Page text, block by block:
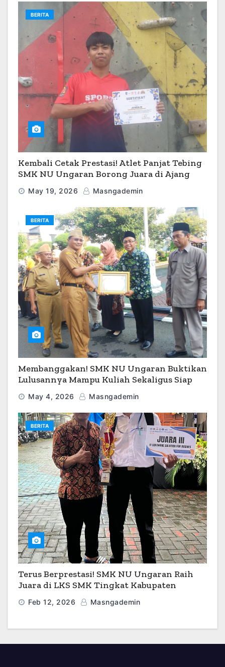
BERITA
Kembali Cetak Prestasi! Atlet Panjat Tebing
SMK NU Ungaran Borong Juara di Ajang
May 19, 2026 Masngademin
BERITA
Membanggakan! SMK NU Ungaran Buktikan
Lulusannya Mampu Kuliah Sekaligus Siap
May 4, 2026 Masngademin
BERITA
Terus Berprestasi! SMK NU Ungaran Raih
Juara di LKS SMK Tingkat Kabupaten
Feb 12, 2026 Masngademin